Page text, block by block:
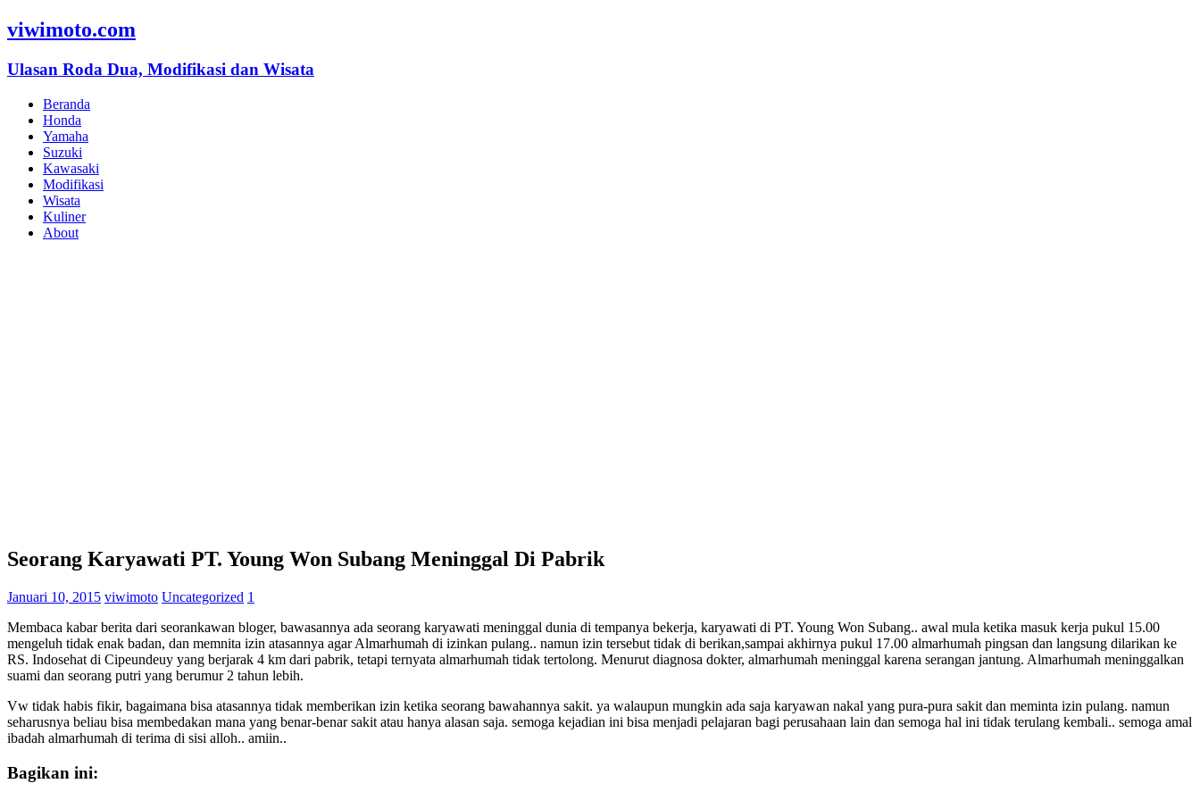
viwimoto.com
Ulasan Roda Dua, Modifikasi dan Wisata
Beranda
Honda
Yamaha
Suzuki
Kawasaki
Modifikasi
Wisata
Kuliner
About
Seorang Karyawati PT. Young Won Subang Meninggal Di Pabrik
Januari 10, 2015 viwimoto Uncategorized 1
Membaca kabar berita dari seorankawan bloger, bawasannya ada seorang karyawati meninggal dunia di tempanya bekerja, karyawati di PT. Young Won Subang.. awal mula ketika masuk kerja pukul 15.00
mengeluh tidak enak badan, dan memnita izin atasannya agar Almarhumah di izinkan pulang.. namun izin tersebut tidak di berikan,sampai akhirnya pukul 17.00 almarhumah pingsan dan langsung dilarikan ke
RS. Indosehat di Cipeundeuy yang berjarak 4 km dari pabrik, tetapi ternyata almarhumah tidak tertolong. Menurut diagnosa dokter, almarhumah meninggal karena serangan jantung. Almarhumah meninggalkan
suami dan seorang putri yang berumur 2 tahun lebih.
Vw tidak habis fikir, bagaimana bisa atasannya tidak memberikan izin ketika seorang bawahannya sakit. ya walaupun mungkin ada saja karyawan nakal yang pura-pura sakit dan meminta izin pulang. namun
seharusnya beliau bisa membedakan mana yang benar-benar sakit atau hanya alasan saja. semoga kejadian ini bisa menjadi pelajaran bagi perusahaan lain dan semoga hal ini tidak terulang kembali.. semoga amal
ibadah almarhumah di terima di sisi alloh.. amiin..
Bagikan ini: